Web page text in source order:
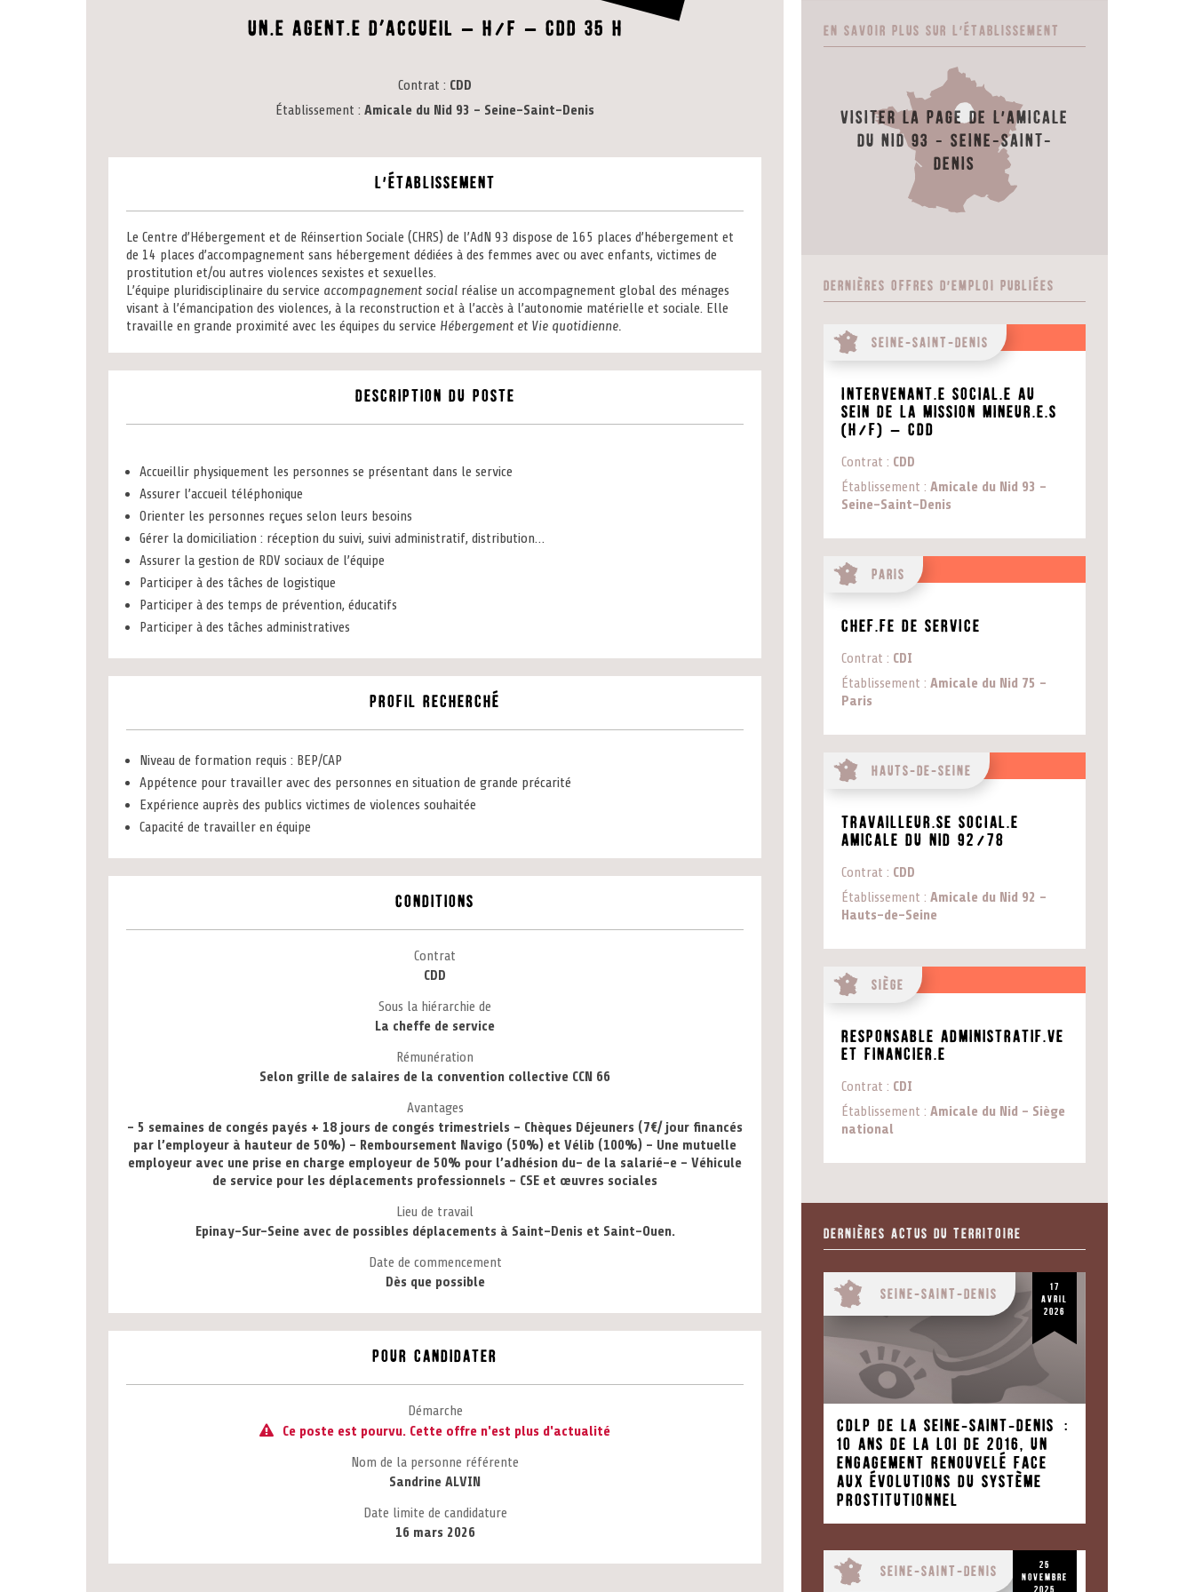
Un.e agent.e d’accueil – H/F – CDD 35 h
Contrat
CDD
Établissement
Amicale du Nid 93 - Seine-Saint-Denis
L'établissement
Le Centre d’Hébergement et de Réinsertion Sociale (CHRS) de l’AdN 93 dispose de 165 places d’hébergement et
de 14 places d’accompagnement sans hébergement dédiées à des femmes avec ou avec enfants, victimes de
prostitution et/ou autres violences sexistes et sexuelles.
L’équipe pluridisciplinaire du service accompagnement social réalise un accompagnement global des ménages
visant à l’émancipation des violences, à la reconstruction et à l’accès à l’autonomie matérielle et sociale. Elle
travaille en grande proximité avec les équipes du service Hébergement et Vie quotidienne.
Description du poste
Accueillir physiquement les personnes se présentant dans le service
Assurer l’accueil téléphonique
Orienter les personnes reçues selon leurs besoins
Gérer la domiciliation : réception du suivi, suivi administratif, distribution…
Assurer la gestion de RDV sociaux de l’équipe
Participer à des tâches de logistique
Participer à des temps de prévention, éducatifs
Participer à des tâches administratives
Profil recherché
Niveau de formation requis : BEP/CAP
Appétence pour travailler avec des personnes en situation de grande précarité
Expérience auprès des publics victimes de violences souhaitée
Capacité de travailler en équipe
Conditions
Contrat
CDD
Sous la hiérarchie de
La cheffe de service
Rémunération
Selon grille de salaires de la convention collective CCN 66
Avantages
- 5 semaines de congés payés + 18 jours de congés trimestriels – Chèques Déjeuners (7€/ jour financés
par l’employeur à hauteur de 50%) - Remboursement Navigo (50%) et Vélib (100%) - Une mutuelle
employeur avec une prise en charge employeur de 50% pour l’adhésion du- de la salarié-e - Véhicule
de service pour les déplacements professionnels - CSE et œuvres sociales
Lieu de travail
Epinay-Sur-Seine avec de possibles déplacements à Saint-Denis et Saint-Ouen.
Date de commencement
Dès que possible
Pour candidater
Démarche
Ce poste est pourvu. Cette offre n'est plus d'actualité
Nom de la personne référente
Sandrine ALVIN
Date limite de candidature
16 mars 2026
En savoir plus sur l'établissement
Visiter la page de l'Amicale
du Nid 93 - Seine-Saint-
Denis
Dernières offres d'emploi publiées
Intervenant.e social.e au
sein de la mission mineur.e.s
(H/F) – CDD
Contrat
CDD
Établissement
Amicale du Nid 93 -
Seine-Saint-Denis
Seine-Saint-Denis
CHEF.FE DE SERVICE
Contrat
CDI
Établissement
Amicale du Nid 75 -
Paris
Paris
Travailleur.se SOCIAL.e
Amicale du Nid 92/78
Contrat
CDD
Établissement
Amicale du Nid 92 -
Hauts-de-Seine
Hauts-de-Seine
Responsable Administratif.ve
et Financier.e
Contrat
CDI
Établissement
Amicale du Nid - Siège
national
Siège
Dernières actus du territoire
Seine-Saint-Denis
17
avril
2026
CDLP de la Seine-Saint-Denis :
10 ans de la loi de 2016, un
engagement renouvelé face
aux évolutions du système
prostitutionnel
Seine-Saint-Denis
25
novembre
2025